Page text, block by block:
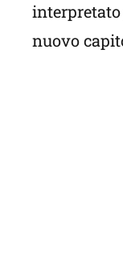
interpretato
nuovo